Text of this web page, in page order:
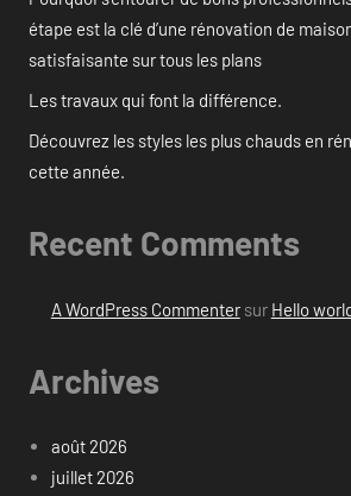
étape est la clé d’une rénovation de
satisfaisante sur tous les plans
Les travaux qui font la différence.
Découvrez les styles les plus chauds en
cette année.
Recent Comments
A WordPress Commentersur Hello
Archives
août 2026
juillet 2026